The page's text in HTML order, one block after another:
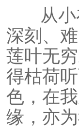
从小
深刻、
莲叶无
得枯荷
色，在
缘，亦